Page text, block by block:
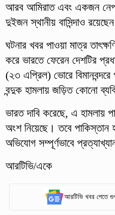
আরব আমিরাত এবং একজন
দুইজন স্থানীয় বাসিন্দাও
ঘটনার খবর পাওয়া মাত্র
করে ভারতে ফেরেন দেশটির
(২৩ এপ্রিল) ভোরে বিমানবন্দরে
বন্দুক হামলায় জড়িত কোনো
ভারত দাবি করেছে, এ হামলায়
অংশ নিয়েছে। তবে পাকিস্তান
অভিযোগ সম্পূর্ণভাবে
আরটিভি/একে
আরটিভি খবর পেতে